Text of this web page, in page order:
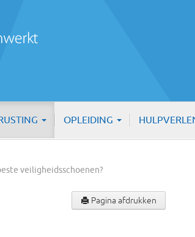
OPLEIDING
veiligheidsschoenen?
Pagina afdrukken